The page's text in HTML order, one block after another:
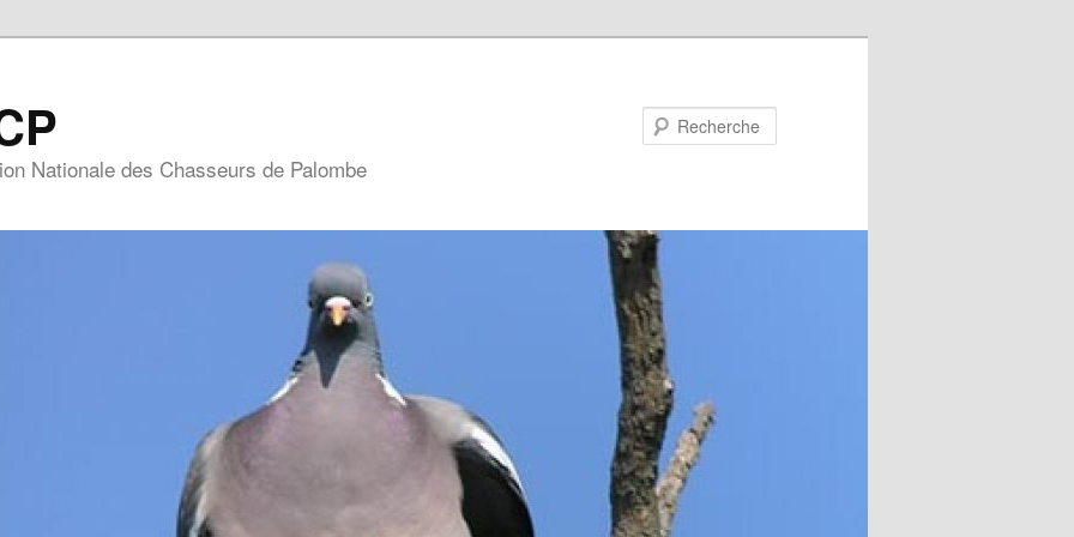
Nationale des Chasseurs de Palombe